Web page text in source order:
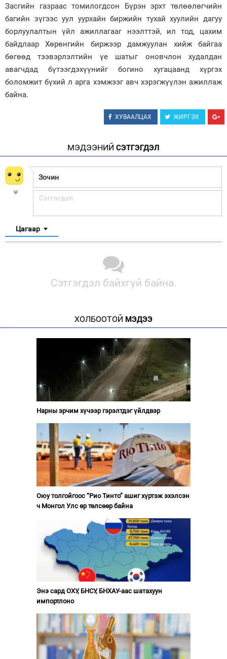
Засгийн газраас томилогдсон Бүрэн эрхт төлөөлөгчийн
багийн зүгээс уул уурхайн биржийн тухай хуулийн дагуу
борлуулалтын үйл ажиллагааг нээлттэй, ил тод, цахим
байдлаар Хөрөнгийн биржээр дамжуулан хийж байгаа
бөгөөд тээвэрлэлтийн үе шатыг оновчлон худалдан
авагчдад бүтээгдэхүүнийг богино хугацаанд хүргэх
боломжит бүхий л арга хэмжээг авч хэрэгжүүлэн ажиллаж
байна.
ХУВААЛЦАХ ЖИРГЭХ
МЭДЭЭНИЙ СЭТГЭГДЭЛ
Цагаар
Сэтгэгдэл байхгүй байна.
ХОЛБООТОЙ МЭДЭЭ
Нарны эрчим хүчээр гэрэлтдэг үйлдвэр
Оюу толгойгоос “Рио Тинто” ашиг хүртэж эхэлсэн
ч Монгол Улс өр төлсөөр байна
Энэ сард ОХУ, БНСУ, БНХАУ-аас шатахуун
импортлоно